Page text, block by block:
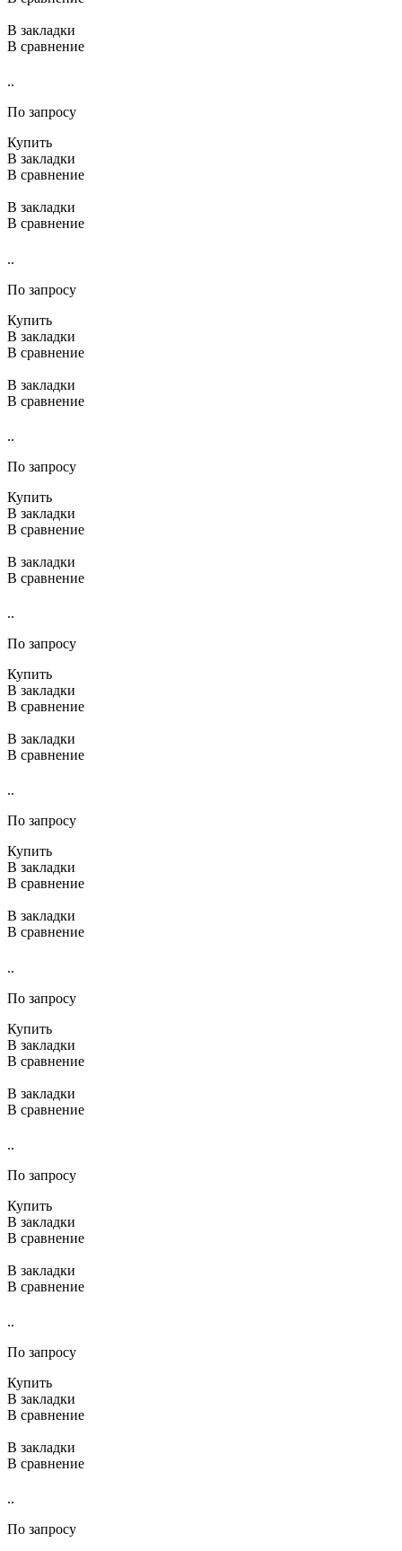
В закладки
В сравнение
..
По запросу
Купить
В закладки
В сравнение
В закладки
В сравнение
..
По запросу
Купить
В закладки
В сравнение
В закладки
В сравнение
..
По запросу
Купить
В закладки
В сравнение
В закладки
В сравнение
..
По запросу
Купить
В закладки
В сравнение
В закладки
В сравнение
..
По запросу
Купить
В закладки
В сравнение
В закладки
В сравнение
..
По запросу
Купить
В закладки
В сравнение
В закладки
В сравнение
..
По запросу
Купить
В закладки
В сравнение
В закладки
В сравнение
..
По запросу
Купить
В закладки
В сравнение
В закладки
В сравнение
..
По запросу